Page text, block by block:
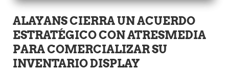
ALAYANS CIERRA UN ACUERDO
ESTRATÉGICO CON ATRESMEDIA
PARA COMERCIALIZAR SU
INVENTARIO DISPLAY